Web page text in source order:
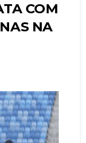
COM
NA